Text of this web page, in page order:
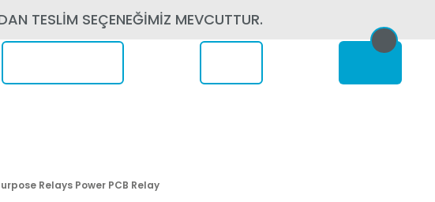
TESLİM SEÇENEĞİMİZ MEVCUTTUR.
Relays Power PCB Relay